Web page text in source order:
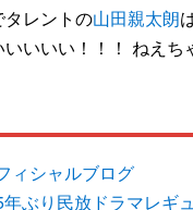
レントの山田親太朗
いいい！！！ ねえち
ィシャルブログ
年ぶり民放ドラマレ